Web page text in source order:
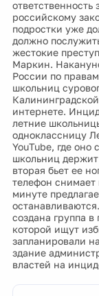
ответственность
российскому
подростки уже
должно
жестокие
Маркин.
России по
школьниц
интернете.
летние
одноклассницу
YouTube, где оно
школьниц
вторая бьет ее
телефон снимает
минуте
создана группа
которой ищут
запланировали
здание
властей на